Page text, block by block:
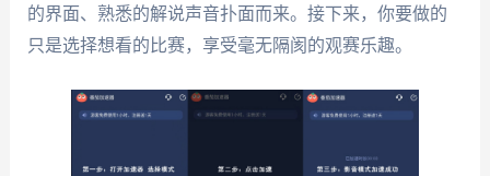
的界面、熟悉的解说声音扑面而来。接下来，你要做的
只是选择想看的比赛，享受毫无隔阂的观赛乐趣。